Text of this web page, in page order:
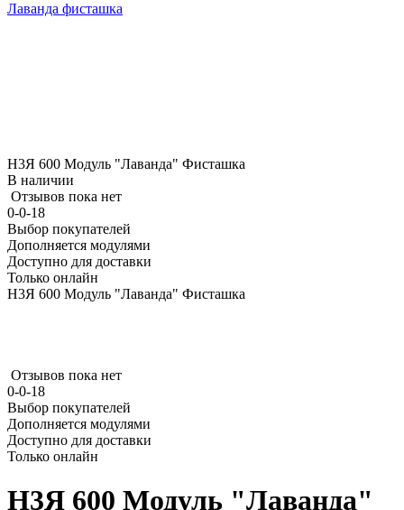
Лаванда фисташка
Н3Я 600 Модуль "Лаванда" Фисташка
В наличии
Отзывов пока нет
0-0-18
Выбор покупателей
Дополняется модулями
Доступно для доставки
Только онлайн
Н3Я 600 Модуль "Лаванда" Фисташка
Отзывов пока нет
0-0-18
Выбор покупателей
Дополняется модулями
Доступно для доставки
Только онлайн
Н3Я 600 Модуль "Лаванда"